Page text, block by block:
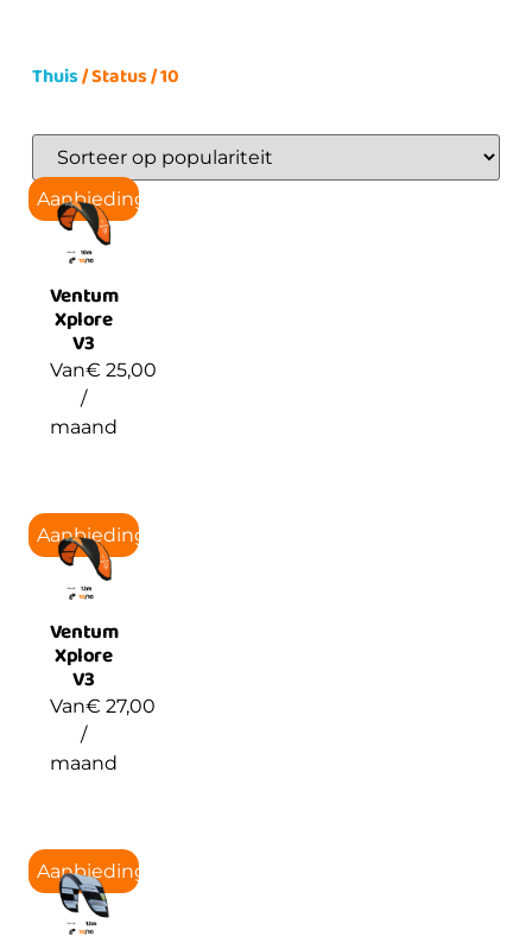
Thuis/ Status / 10
Aanbieding!
Ventum
Xplore
V3
Van€ 25,00
/
maand
Aanbieding!
Ventum
Xplore
V3
Van€ 27,00
/
maand
Aanbieding!